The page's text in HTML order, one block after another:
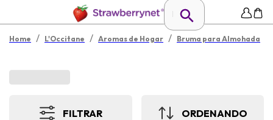
Home / L'Occitane / Aromas de Hogar / Bruma para Almohada
FILTRAR ORDENANDO